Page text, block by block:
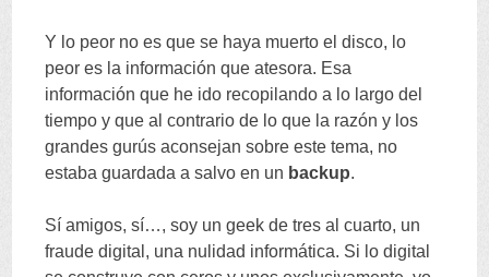
Y lo peor no es que se haya muerto el disco, lo
peor es la información que atesora. Esa
información que he ido recopilando a lo largo del
tiempo y que al contrario de lo que la razón y los
grandes gurús aconsejan sobre este tema, no
estaba guardada a salvo en un backup.
Sí amigos,sí…,soy un geek de tres al cuarto, un
fraude digital , una nulidad informática. Si lo digital